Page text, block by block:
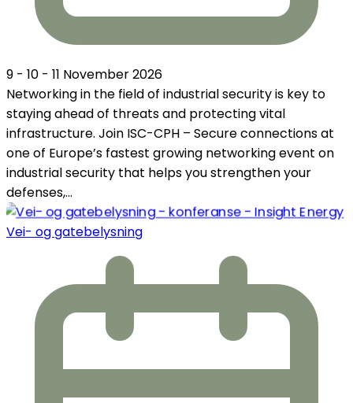
9 - 10 - 11 November 2026
Networking in the field of industrial security is key to
staying ahead of threats and protecting vital
infrastructure. Join ISC-CPH – Secure connections at
one of Europe’s fastest growing networking event on
industrial security that helps you strengthen your
defenses,...
Vei- og gatebelysning